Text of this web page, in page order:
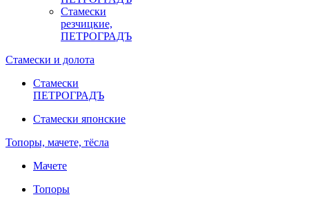
Стамески
резчицкие,
ПЕТРОГРАДЪ
Стамески и долота
Стамески
ПЕТРОГРАДЪ
Стамески японские
Топоры, мачете, тёсла
Мачете
Топоры